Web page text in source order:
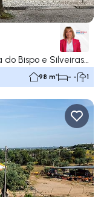
98 m² - - 1